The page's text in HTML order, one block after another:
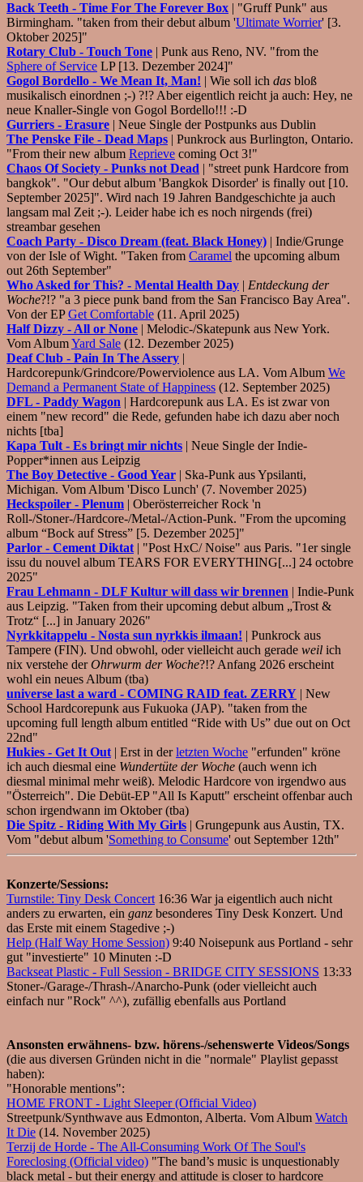
Back Teeth - Time For The Forever Box | "Gruff Punk" aus
Birmingham. "taken from their debut album 'Ultimate Worrier' [3.
Oktober 2025]"
Rotary Club - Touch Tone | Punk aus Reno, NV. "from the
Sphere of Service LP [13. Dezember 2024]"
Gogol Bordello - We Mean It, Man! | Wie soll ich das bloß
musikalisch einordnen ;-) ?!? Aber eigentlich reicht ja auch: Hey, ne
neue Knaller-Single von Gogol Bordello!!! :-D
Gurriers - Erasure | Neue Single der Postpunks aus Dublin
The Penske File - Dead Maps | Punkrock aus Burlington, Ontario.
"From their new album Reprieve coming Oct 3!"
Chaos Of Society - Punks not Dead | "street punk Hardcore from
bangkok". "Our debut album 'Bangkok Disorder' is finally out [10.
September 2025]". Wird nach 19 Jahren Bandgeschichte ja auch
langsam mal Zeit ;-). Leider habe ich es noch nirgends (frei)
streambar gesehen
Coach Party - Disco Dream (feat. Black Honey) | Indie/Grunge
von der Isle of Wight. "Taken from Caramel the upcoming album
out 26th September"
Who Asked for This? - Mental Health Day | Entdeckung der
Woche?!? "a 3 piece punk band from the San Francisco Bay Area".
Von der EPGet Comfortable (11. April 2025)
Half Dizzy - All or None | Melodic-/Skatepunk aus New York.
Vom AlbumYard Sale (12. Dezember 2025)
Deaf Club - Pain In The Assery |
Hardcorepunk/Grindcore/Powerviolence aus LA. Vom Album We
Demand a Permanent State of Happiness (12. September 2025)
DFL - Paddy Wagon | Hardcorepunk aus LA. Es ist zwar von
einem "new record" die Rede, gefunden habe ich dazu aber noch
nichts [tba]
Kapa Tult - Es bringt mir nichts | Neue Single der Indie-
Popper*innen aus Leipzig
The Boy Detective - Good Year | Ska-Punk aus Ypsilanti,
Michigan. Vom Album 'Disco Lunch' (7. November 2025)
Heckspoiler - Plenum | Oberösterreicher Rock 'n
Roll-/Stoner-/Hardcore-/Metal-/Action-Punk. "From the upcoming
album “Bock auf Stress” [5. Dezember 2025]"
Parlor - Cement Diktat | "Post HxC/ Noise" aus Paris. "1er single
issu du nouvel album TEARS FOR EVERYTHING[...] 24 octobre
2025"
Frau Lehmann - DLF Kultur will dass wir brennen | Indie-Punk
aus Leipzig. "Taken from their upcoming debut album „Trost &
Trotz“ [...] in January 2026"
Nyrkkitappelu - Nosta sun nyrkkis ilmaan! | Punkrock aus
Tampere (FIN). Und obwohl, oder vielleicht auch gerade weil ich
nix verstehe derOhrwurm der Woche?!? Anfang 2026 erscheint
wohl ein neues Album (tba)
universe last a ward - COMING RAID feat. ZERRY | New
School Hardcorepunk aus Fukuoka (JAP). "taken from the
upcoming full length album entitled “Ride with Us” due out on Oct
22nd"
Hukies - Get It Out | Erst in derletzten Woche "erfunden" kröne
ich auch diesmal eine Wundertüte der Woche (auch wenn ich
diesmal minimal mehr weiß). Melodic Hardcore von irgendwo aus
"Österreich". Die Debüt-EP "All Is Kaputt" erscheint offenbar auch
schon irgendwann im Oktober (tba)
Die Spitz - Riding With My Girls | Grungepunk aus Austin, TX.
Vom "debut album 'Something to Consume' out September 12th"
Konzerte/Sessions:
Turnstile: Tiny Desk Concert 16:36 War ja eigentlich auch nicht
anders zu erwarten, ein ganz besonderes Tiny Desk Konzert. Und
das Erste mit einem Stagedive ;-)
Help (Half Way Home Session) 9:40 Noisepunk aus Portland - sehr
gut "investierte" 10 Minuten :-D
Backseat Plastic - Full Session - BRIDGE CITY SESSIONS 13:33
Stoner-/Garage-/Thrash-/Anarcho-Punk (oder vielleicht auch
einfach nur "Rock" ^^), zufällig ebenfalls aus Portland
Ansonsten erwähnens- bzw. hörens-/sehenswerte Videos/Songs
(die aus diversen Gründen nicht in die "normale" Playlist gepasst
haben):
"Honorable mentions":
HOME FRONT - Light Sleeper (Official Video)
Streetpunk/Synthwave aus Edmonton, Alberta. Vom Album Watch
It Die (14. November 2025)
Terzij de Horde - The All-Consuming Work Of The Soul's
Foreclosing (Official video) "The band’s music is unquestionably
black metal - but their energy and attitude is closer to hardcore